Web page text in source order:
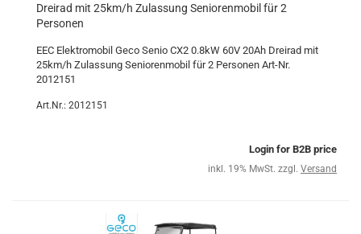
Dreirad mit 25km/h Zulassung Seniorenmobil für 2
Personen
EEC Elektromobil Geco Senio CX2 0.8kW 60V 20Ah Dreirad mit
25km/h Zulassung Seniorenmobil für 2 Personen Art-Nr.
2012151
Art.Nr.: 2012151
Login for B2B price
inkl. 19% MwSt. zzgl. Versand